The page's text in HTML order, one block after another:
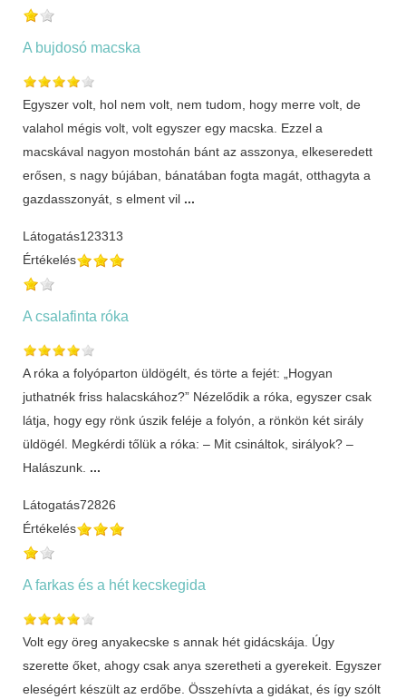
A bujdosó macska
Egyszer volt, hol nem volt, nem tudom, hogy merre volt, de
valahol mégis volt, volt egyszer egy macska. Ezzel a
macskával nagyon mostohán bánt az asszonya, elkeseredett
erősen, s nagy bújában, bánatában fogta magát, otthagyta a
gazdasszonyát, s elment vil ...
Látogatás123313
Értékelés
A csalafinta róka
A róka a folyóparton üldögélt, és törte a fejét: „Hogyan
juthatnék friss halacskához?” Nézelődik a róka, egyszer csak
látja, hogy egy rönk úszik feléje a folyón, a rönkön két sirály
üldögél. Megkérdi tőlük a róka: – Mit csináltok, sirályok? –
Halászunk. ...
Látogatás72826
Értékelés
A farkas és a hét kecskegida
Volt egy öreg anyakecske s annak hét gidácskája. Úgy
szerette őket, ahogy csak anya szeretheti a gyerekeit. Egyszer
eleségért készült az erdőbe. Összehívta a gidákat, és így szólt